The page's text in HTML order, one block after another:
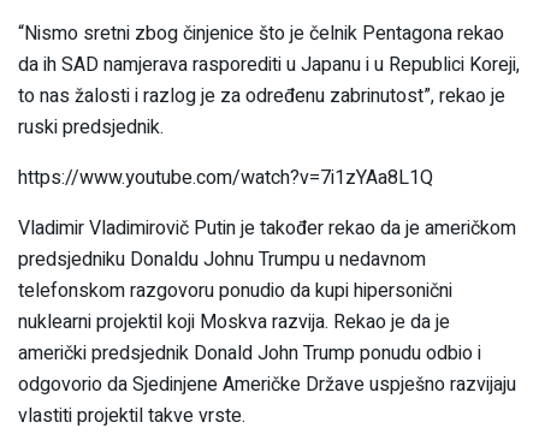
“Nismo sretni zbog činjenice što je čelnik Pentagona rekao
da ih SAD namjerava rasporediti u Japanu i u Republici Koreji,
to nas žalosti i razlog je za određenu zabrinutost”, rekao je
ruski predsjednik.
https://www.youtube.com/watch?v=7i1zYAa8L1Q
Vladimir Vladimirovič Putin je također rekao da je američkom
predsjedniku Donaldu Johnu Trumpu u nedavnom
telefonskom razgovoru ponudio da kupi hipersonični
nuklearni projektil koji Moskva razvija. Rekao je da je
američki predsjednik Donald John Trump ponudu odbio i
odgovorio da Sjedinjene Američke Države uspješno razvijaju
vlastiti projektil takve vrste.